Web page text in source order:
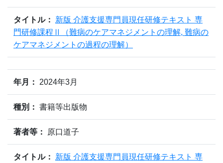
タイトル：
新版 介護支援専門員現任研修テキスト 専
門研修課程Ⅱ（難病のケアマネジメントの理解, 難病の
ケアマネジメントの過程の理解）
年月： 2024年3月
種別： 書籍等出版物
著者等： 原口道子
タイトル：
新版 介護支援専門員現任研修テキスト 専